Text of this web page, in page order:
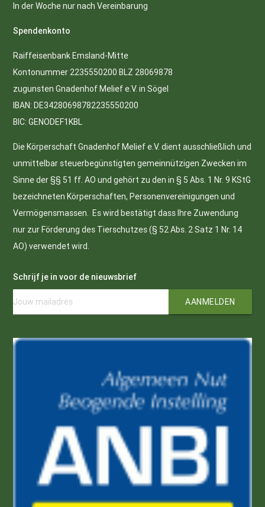
In der Woche nur nach Vereinbarung
Spendenkonto
Raiffeisenbank Emsland-Mitte
Kontonummer 2235550200 BLZ 28069878
zugunsten Gnadenhof Melief e.V. in Sögel
IBAN: DE34280698782235550200
BIC: GENODEF1KBL
Die Körperschaft Gnadenhof Melief e.V. dient ausschließlich und
unmittelbar steuerbegünstigten gemeinnützigen Zwecken im
Sinne der §§ 51 ff. AO und gehört zu den in § 5 Abs. 1 Nr. 9 KStG
bezeichneten Körperschaften, Personenvereinigungen und
Vermögensmassen. Es wird bestätigt dass Ihre Zuwendung
nur zur Förderung des Tierschutzes (§ 52 Abs. 2 Satz 1 Nr. 14
AO) verwendet wird.
Schrijf je in voor de nieuwsbrief